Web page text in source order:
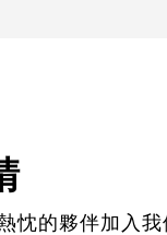
忱的夥伴加入我